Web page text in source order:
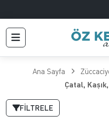
Ana Sayfa
Çatal,
FILTRELE